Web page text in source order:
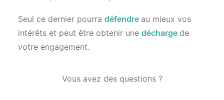
Seul ce dernier pourra défendre au mieux vos
intérêts et peut être obtenir une décharge de
votre engagement.
Vous avez des questions ?